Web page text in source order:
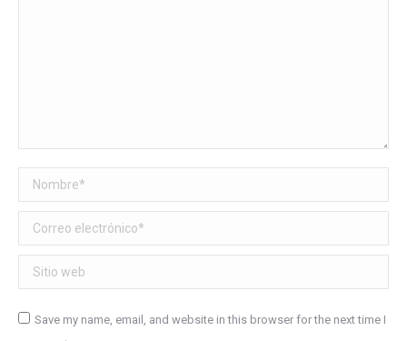
Nombre *
Correo electrónico *
Sitio web
Save my name, email, and website in this browser for the next time I